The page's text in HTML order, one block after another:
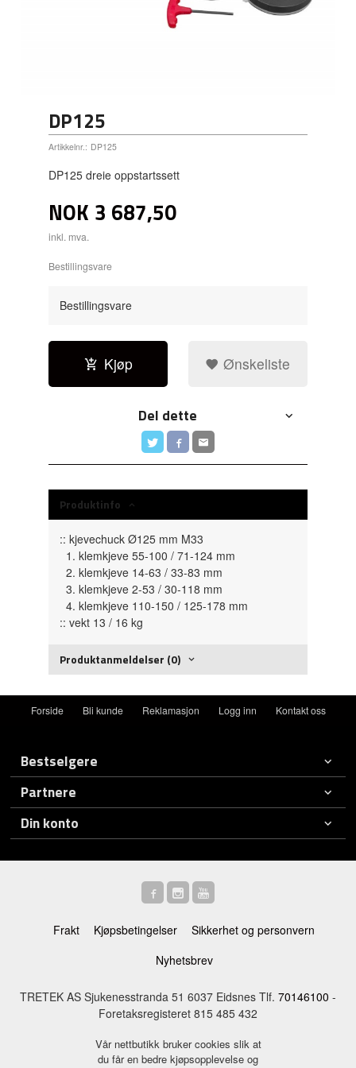
DP125
Artikkelnr.: DP125
DP125 dreie oppstartssett
NOK 3 687,50
inkl. mva.
Bestillingsvare
Bestillingsvare
Kjøp Ønskeliste
Del dette
Produktinfo
:: kjevechuck Ø125 mm M33
1. klemkjeve 55-100 / 71-124 mm
2. klemkjeve 14-63 / 33-83 mm
3. klemkjeve 2-53 / 30-118 mm
4. klemkjeve 110-150 / 125-178 mm
:: vekt 13 / 16 kg
Produktanmeldelser (0)
Forside Bli kunde Reklamasjon Logg inn Kontakt oss
Bestselgere
Partnere
Din konto
Frakt Kjøpsbetingelser
Sikkerhet og personvern
Nyhetsbrev
TRETEK AS Sjukenesstranda 51 6037 Eidsnes Tlf. 70146100 -
Foretaksregisteret 815 485 432
Vår nettbutikk bruker cookies slik at
du får en bedre kjøpsopplevelse og